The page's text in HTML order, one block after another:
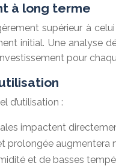
à long terme
supérieur à
initial. Une analyse
pour
d’utilisation :
impactent
prolongée augmentera
et de basses